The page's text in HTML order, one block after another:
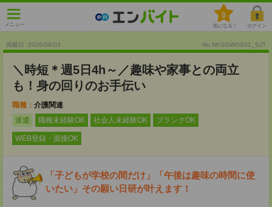
メニュー
0
気になる！ ログイン
掲載日 :2026/08/03 No.NKSGWOS31_SJT
＼時短＊週5日4h～／趣味や家事との両立
も！身の回りのお手伝い
職種： 介護関連
派遣
職種未経験OK 社会人未経験OK ブランクOK
WEB登録・面接OK
「子どもが学校の間だけ」「午後は趣味の時間に使
いたい」その願い日研が叶えます！